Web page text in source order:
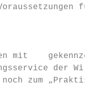
mit
der
zum